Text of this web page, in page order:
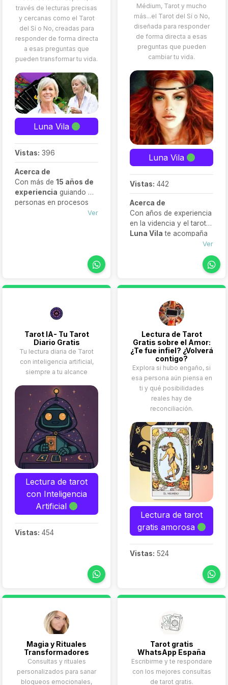
través de lecturas precisas
y cercanas como el Tarot
del Sí o No, creadas para
responder de forma directa
a esas preguntas que
pueden transformar tu vida.
Luna Vila
Vistas: 396
Acerca de
Con más de 15 años de
experiencia guiando a
personas en procesos
de amor, transformación
reencontrarse consigo
Ver
Médium, Tarot y mucho
más...el Tarot del Sí o No,
diseñada para responder
de forma directa a esas
preguntas que pueden
cambiar tu vida.
Luna Vila
Vistas: 442
Acerca de
Con años de experiencia
en la videncia y el tarot,
Luna Vila te acompaña
en el amor, el trabajo y la
consultas son
y personalizadas,
creadas para brindarte
claridad, confianza y un
nuevo enfoque en tu
camino.
Ver
Tarot IA- Tu Tarot
Diario Gratis
Tu lectura diaria de Tarot
con inteligencia artificial,
siempre a tu alcance
Lectura de tarot
con Inteligencia
Artificial
Vistas: 454
Lectura de Tarot
Gratis sobre el Amor:
¿Te fue infiel? ¿Volverá
contigo?
Explora si hubo engaño, si
esa persona aún piensa en
ti y qué posibilidades
reales hay de
reconciliación.
Lectura de tarot
gratis amorosa
Vistas: 524
Magia y Rituales
Transformadores
Consultas y rituales
personalizados para sanar
bloqueos emocionales,
Tarot gratis
WhatsApp España
Escribirme y te respondare
con los mejores consultas
de tarot gratis.